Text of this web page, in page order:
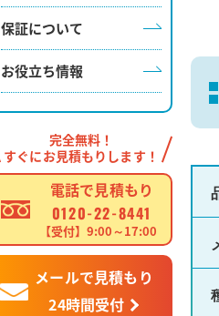
保証について
お役立ち情報
完全無料！
すぐにお見積もりします！
電話で見積もり
0120-22-8441
【受付】9:00～17:00
メールで見積もり
24時間受付